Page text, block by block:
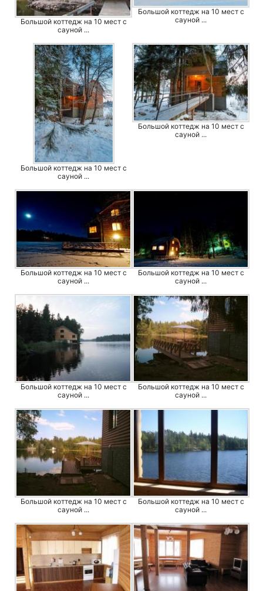
Большой коттедж на 10 мест с
сауной ...
Большой коттедж на 10 мест с
сауной ...
Большой коттедж на 10 мест с
сауной ...
Большой коттедж на 10 мест с
сауной ...
Большой коттедж на 10 мест с
сауной ...
Большой коттедж на 10 мест с
сауной ...
Большой коттедж на 10 мест с
сауной ...
Большой коттедж на 10 мест с
сауной ...
Большой коттедж на 10 мест с
сауной ...
Большой коттедж на 10 мест с
сауной ...